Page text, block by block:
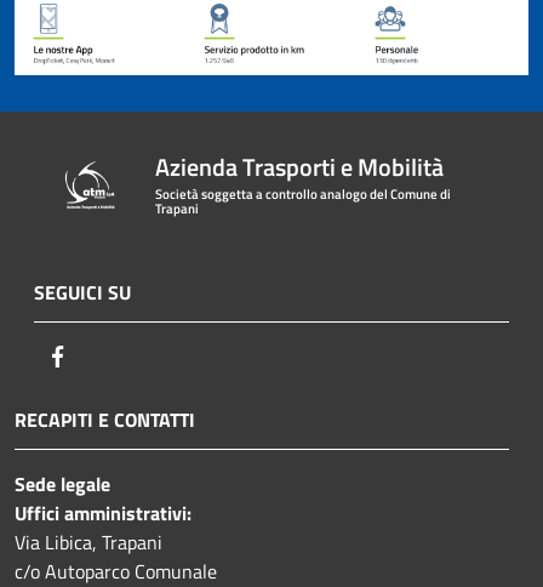
Azienda Trasporti e Mobilità
Società soggetta a controllo analogo del Comune di
Trapani
SEGUICI SU
RECAPITI E CONTATTI
Sede legale
Uffici amministrativi:
Via Libica, Trapani
c/o Autoparco Comunale